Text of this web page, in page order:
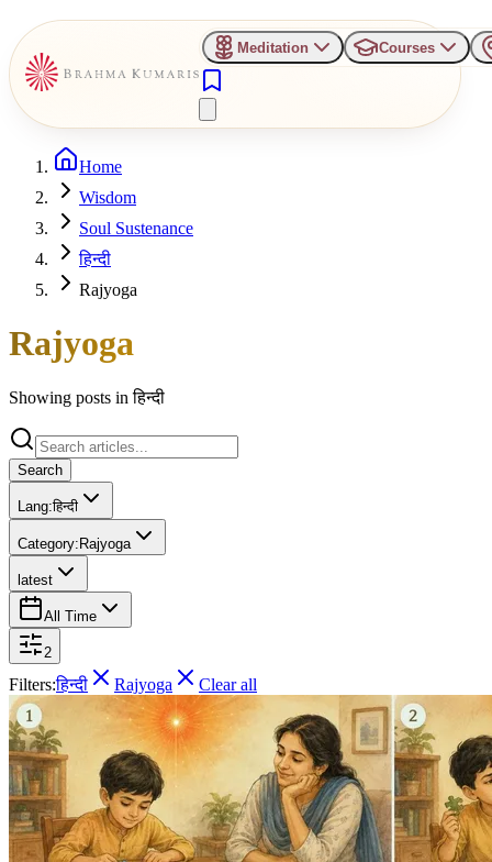
Meditation Courses
Home
Wisdom
Soul Sustenance
हिन्दी
Rajyoga
Rajyoga
Showing posts inहिन्दी
Search
Lang:हिन्दी
Category: Rajyoga
latest
All Time
2
Filters:हिन्दी Rajyoga Clear all